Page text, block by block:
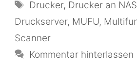
Schlagwörter
Drucker, Drucker an
Druckserver, MUFU,
Scanner
Kommentar hinterlassen